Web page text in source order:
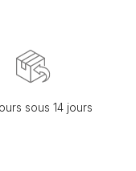
sous 14 jours